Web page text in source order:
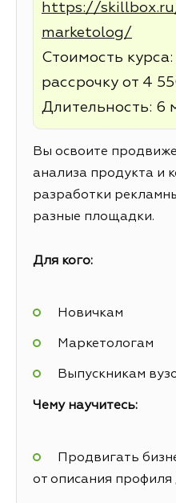
https://
marketolog/
Стоимость
рассрочку от 4
Длительность: 6
Вы освоите
анализа продукта и
разработки
разные площадки.
Для кого:
Новичкам
Маркетологам
Выпускникам
Чему научитесь:
Продвигать
от описания